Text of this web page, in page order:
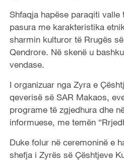
Shfaqja hapëse paraqiti valle
pasura me karakteristika
sharmin kulturor të Rrugës
Qendrore. Në skenë u
vendase.
I organizuar nga Zyra e
qeverisë së SAR Makaos,
programe të zgjedhura dhe
informuese, me temën
Duke folur në ceremoninë e
shefja i Zyrës së Çështjeve